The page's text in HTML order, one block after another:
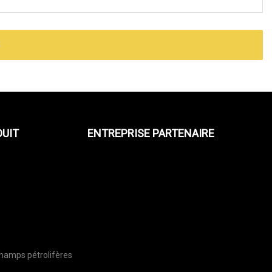
pétrolifères
ENTREPRISE PARTENAIRE